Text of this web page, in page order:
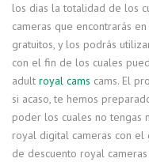
los dias la totalidad de los
cameras que encontrarás
gratuitos, y los podrás
con el fin de los cuales
adult royal cams cams. El
si acaso, te hemos
poder los cuales no tengas
royal digital cameras con el
de descuento royal